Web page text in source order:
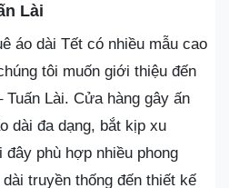
Lài
áo dài Tết có nhiều mẫu cao
tôi muốn giới thiệu đến
Tuấn Lài. Cửa hàng gây ấn
dài đa dạng, bắt kịp xu
phù hợp nhiều phong
truyền thống đến thiết kế